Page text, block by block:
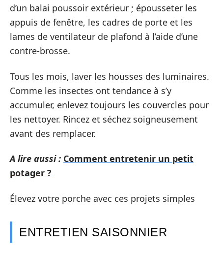
d’un balai poussoir extérieur ; épousseter les
appuis de fenêtre, les cadres de porte et les
lames de ventilateur de plafond à l’aide d’une
contre-brosse.
Tous les mois, laver les housses des luminaires.
Comme les insectes ont tendance à s’y
accumuler, enlevez toujours les couvercles pour
les nettoyer. Rincez et séchez soigneusement
avant des remplacer.
A lire aussi : Comment entretenir un petit
potager ?
Élevez votre porche avec ces projets simples
ENTRETIEN SAISONNIER